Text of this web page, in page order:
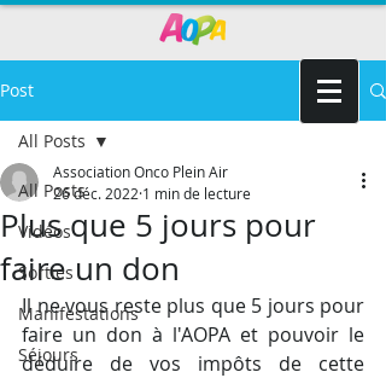
Post
All Posts
Vidéos
Sorties
Manifestations
Séjours
All Posts
Plus que 5 jours pour
faire un don
Association Onco Plein Air
26 déc. 2022 1 min de lecture
Il ne vous reste plus que 5 jours pour
faire un don à l'AOPA et pouvoir le
déduire de vos impôts de cette